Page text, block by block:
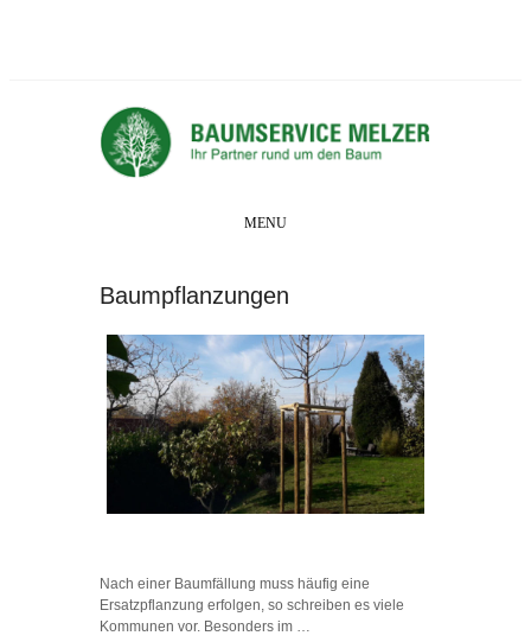
MENU
Baumpflanzungen
Nach einer Baumfällung muss häufig eine
Ersatzpflanzung erfolgen, so schreiben es viele
Kommunen vor. Besonders im …